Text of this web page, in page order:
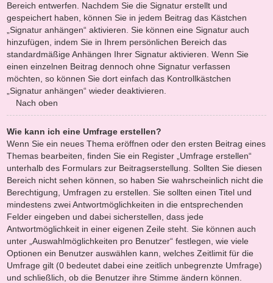
Bereich entwerfen. Nachdem Sie die Signatur erstellt und
gespeichert haben, können Sie in jedem Beitrag das Kästchen
„Signatur anhängen“ aktivieren. Sie können eine Signatur auch
hinzufügen, indem Sie in Ihrem persönlichen Bereich das
standardmäßige Anhängen Ihrer Signatur aktivieren. Wenn Sie
einen einzelnen Beitrag dennoch ohne Signatur verfassen
möchten, so können Sie dort einfach das Kontrollkästchen
„Signatur anhängen“ wieder deaktivieren.
Nach oben
Wie kann ich eine Umfrage erstellen?
Wenn Sie ein neues Thema eröffnen oder den ersten Beitrag eines
Themas bearbeiten, finden Sie ein Register „Umfrage erstellen“
unterhalb des Formulars zur Beitragserstellung. Sollten Sie diesen
Bereich nicht sehen können, so haben Sie wahrscheinlich nicht die
Berechtigung, Umfragen zu erstellen. Sie sollten einen Titel und
mindestens zwei Antwortmöglichkeiten in die entsprechenden
Felder eingeben und dabei sicherstellen, dass jede
Antwortmöglichkeit in einer eigenen Zeile steht. Sie können auch
unter „Auswahlmöglichkeiten pro Benutzer“ festlegen, wie viele
Optionen ein Benutzer auswählen kann, welches Zeitlimit für die
Umfrage gilt (0 bedeutet dabei eine zeitlich unbegrenzte Umfrage)
und schließlich, ob die Benutzer ihre Stimme ändern können.